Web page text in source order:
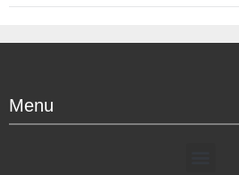
Menu